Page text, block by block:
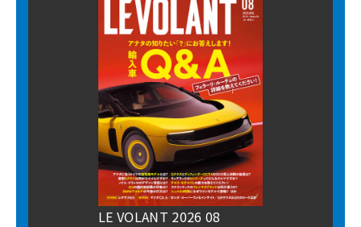
LE VOLANT 2026 08